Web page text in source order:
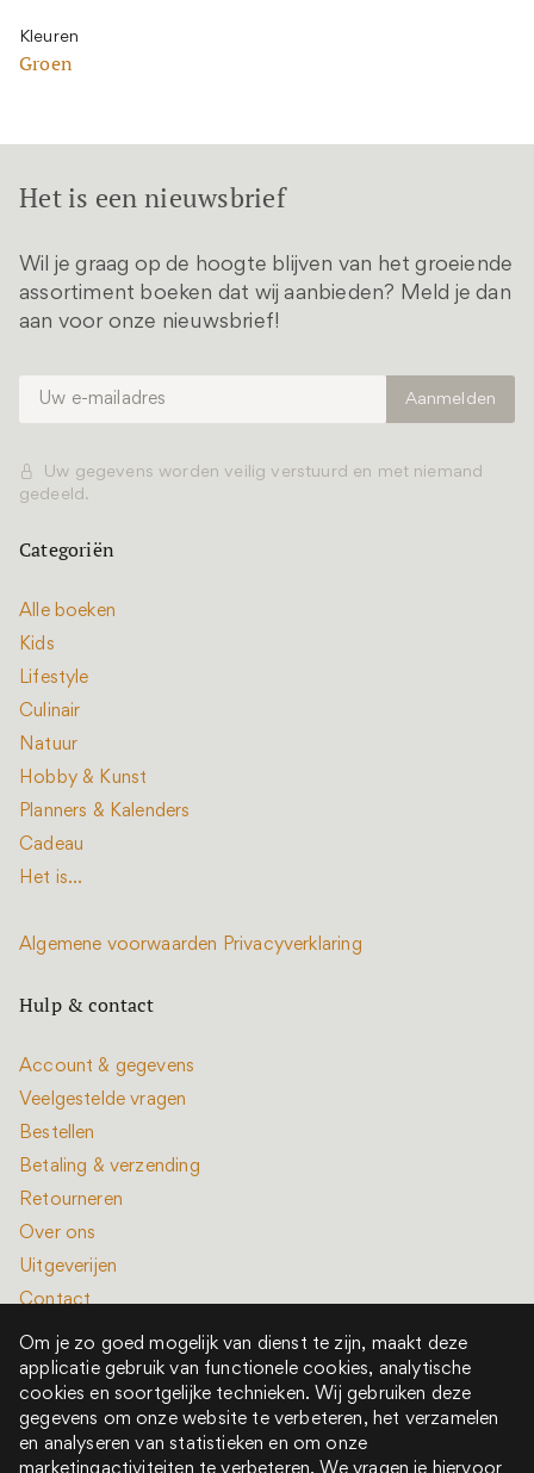
Kleuren
Groen
Het is een nieuwsbrief
Wil je graag op de hoogte blijven van het groeiende
assortiment boeken dat wij aanbieden? Meld je dan
aan voor onze nieuwsbrief!
Uw gegevens worden veilig verstuurd en met niemand
gedeeld.
Categoriën
Alle boeken
Kids
Lifestyle
Culinair
Natuur
Hobby & Kunst
Planners & Kalenders
Cadeau
Het is...
Algemene voorwaarden Privacyverklaring
Hulp & contact
Account & gegevens
Veelgestelde vragen
Bestellen
Betaling & verzending
Retourneren
Over ons
Uitgeverijen
Contact
Alle rechten voorbehouden © 2022 - 2026
Om je zo goed mogelijk van dienst te zijn, maakt deze
applicatie gebruik van functionele cookies, analytische
cookies en soortgelijke technieken. Wij gebruiken deze
gegevens om onze website te verbeteren, het verzamelen
en analyseren van statistieken en om onze
marketingactiviteiten te verbeteren. We vragen je hiervoor